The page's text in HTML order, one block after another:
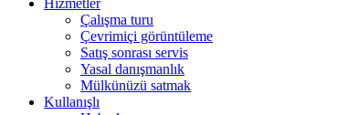
Hizmetler
Çalışma turu
Çevrimiçi görüntüleme
Satış sonrası servis
Yasal danışmanlık
Mülkünüzü satmak
Kullanışlı